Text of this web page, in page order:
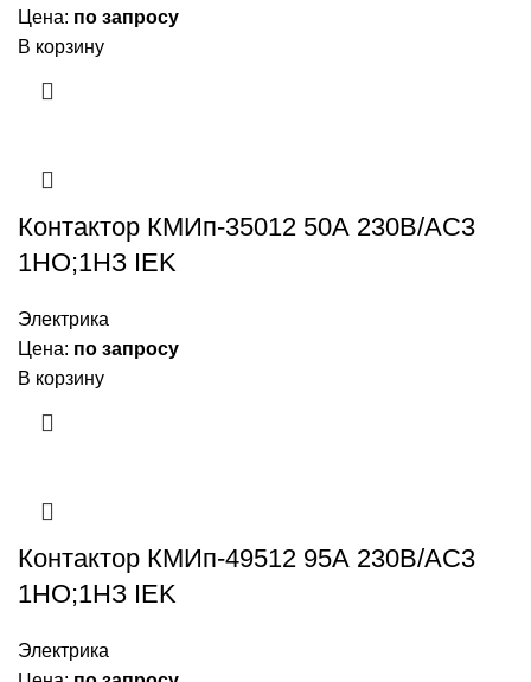
Цена: по запросу
В корзину
Контактор КМИп-35012 50А 230В/АС3
1НО;1НЗ IEK
Электрика
Цена: по запросу
В корзину
Контактор КМИп-49512 95А 230В/АС3
1НО;1НЗ IEK
Электрика